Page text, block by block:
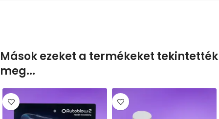
Mások ezeket a termékeket tekintették
meg...